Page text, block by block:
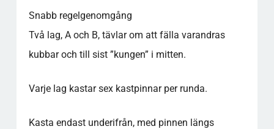
Snabb regelgenomgång
Två lag, A och B, tävlar om att fälla varandras
kubbar och till sist ”kungen” i mitten.
Varje lag kastar sex kastpinnar per runda.
Kasta endast underifrån, med pinnen längs